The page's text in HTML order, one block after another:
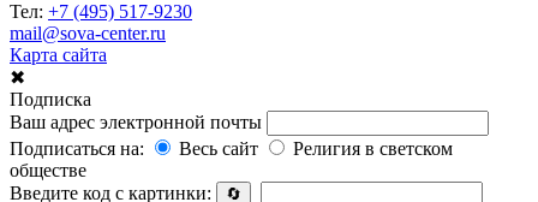
Тел: +7 (495) 517-9230
mail@sova-center.ru
Карта сайта
✖
Подписка
Ваш адрес электронной почты
Подписаться на:
Весь сайт
Религия в светском
обществе
Введите код с картинки:
🔄